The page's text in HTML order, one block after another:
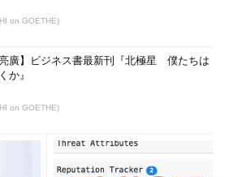
on GOETHE)
亮廣】ビジネス書最新刊『北極星 僕たちは
か』
on GOETHE)